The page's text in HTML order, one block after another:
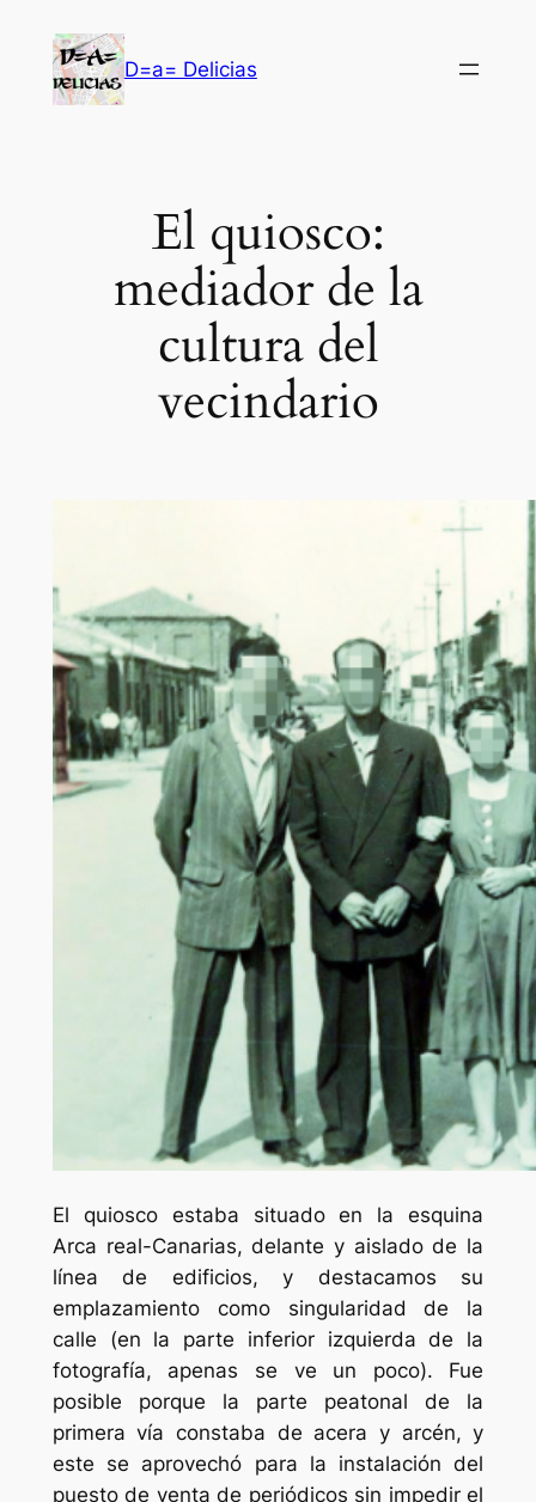
contenido
D=a= Delicias
El quiosco:
mediador de la
cultura del
vecindario
El quiosco estaba situado en la esquina
Arca real-Canarias, delante y aislado de la
línea de edificios, y destacamos su
emplazamiento como singularidad de la
calle (en la parte inferior izquierda de la
fotografía, apenas se ve un poco). Fue
posible porque la parte peatonal de la
primera vía constaba de acera y arcén, y
este se aprovechó para la instalación del
puesto de venta de periódicos sin impedir el